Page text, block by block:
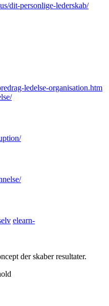
dit-personlige-lederskab/
ledelse-organisation.htm
elearn-
der skaber resultater.